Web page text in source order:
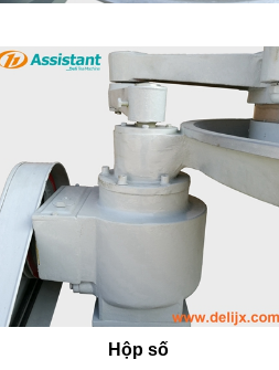
Hộp số